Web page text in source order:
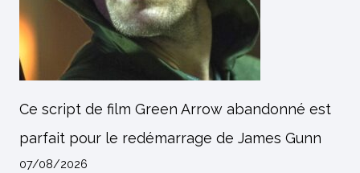
Ce script de film Green Arrow abandonné est
parfait pour le redémarrage de James Gunn
07/08/2026